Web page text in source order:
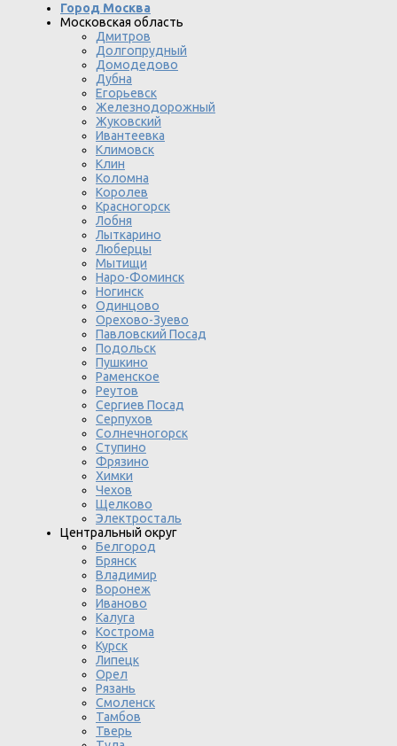
Город Москва
Московская область
Дмитров
Долгопрудный
Домодедово
Дубна
Егорьевск
Железнодорожный
Жуковский
Ивантеевка
Климовск
Клин
Коломна
Королев
Красногорск
Лобня
Лыткарино
Люберцы
Мытищи
Наро-Фоминск
Ногинск
Одинцово
Орехово-Зуево
Павловский Посад
Подольск
Пушкино
Раменское
Реутов
Сергиев Посад
Серпухов
Солнечногорск
Ступино
Фрязино
Химки
Чехов
Щелково
Электросталь
Центральный округ
Белгород
Брянск
Владимир
Воронеж
Иваново
Калуга
Кострома
Курск
Липецк
Орел
Рязань
Смоленск
Тамбов
Тверь